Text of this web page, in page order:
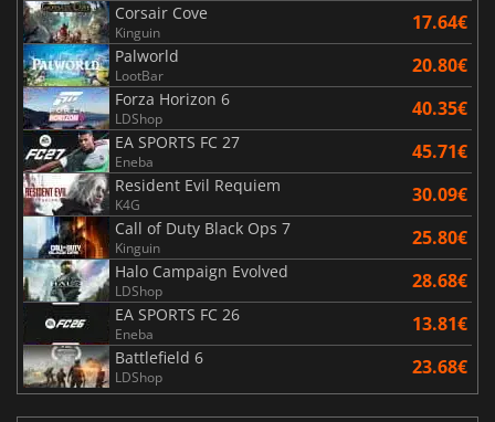
Corsair Cove
Kinguin 17.64€
Palworld
LootBar 20.80€
Forza Horizon 6
LDShop 40.35€
EA SPORTS FC 27
Eneba 45.71€
Resident Evil Requiem
K4G 30.09€
Call of Duty Black Ops 7
Kinguin 25.80€
Halo Campaign Evolved
LDShop 28.68€
EA SPORTS FC 26
Eneba 13.81€
Battlefield 6
LDShop 23.68€